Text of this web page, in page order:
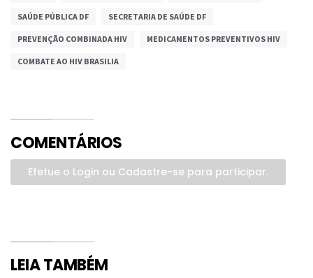
SAÚDE PÚBLICA DF SECRETARIA DE SAÚDE DF
PREVENÇÃO COMBINADA HIV MEDICAMENTOS PREVENTIVOS HIV
COMBATE AO HIV BRASILIA
COMENTÁRIOS
Efetue o Login ou Cadastre-se para participar.
LEIA TAMBÉM